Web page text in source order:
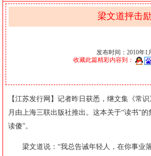
梁文道抨击
发布时间：2010年
收藏此篇精彩内容到：
【江苏发行网】记者昨日获悉，继文集《常
月由上海三联出版社推出。这本关于“读书”
读傻”。
梁文道说：“我总告诫年轻人，在你事业